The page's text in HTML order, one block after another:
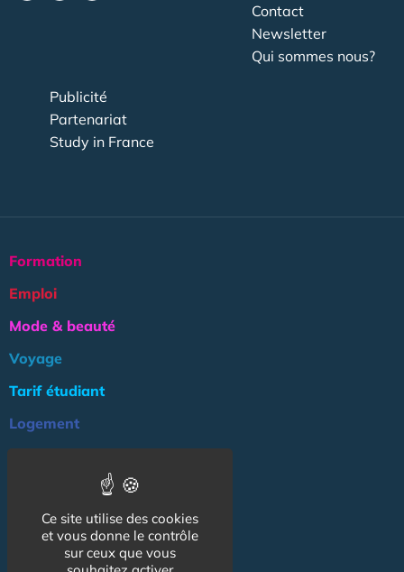
Contact
Newsletter
Qui sommes nous?
Publicité
Partenariat
Study in France
Formation
Emploi
Mode & beauté
Voyage
Tarif étudiant
Logement
Association
NOS AUTRES SITES :
Ce site utilise des cookies
et vous donne le contrôle
sur ceux que vous